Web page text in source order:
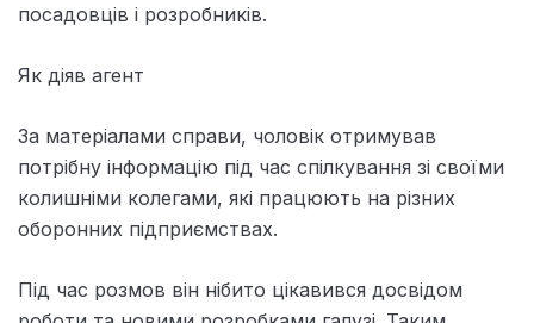
посадовців і розробників.
Як діяв агент
За матеріалами справи, чоловік отримував
потрібну інформацію під час спілкування зі своїми
колишніми колегами, які працюють на різних
оборонних підприємствах.
Під час розмов він нібито цікавився досвідом